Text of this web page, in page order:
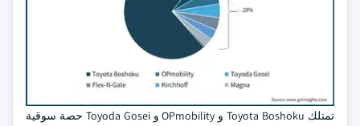
تمتلك Toyota Boshoku و OPmobility و Toyoda Gosei حصة سوقية